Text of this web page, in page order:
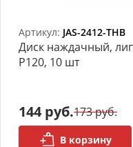
Артикул: JAS-2412-THB
Диск наждачный,
Р120, 10 шт
144 руб.173 руб.
В корзину